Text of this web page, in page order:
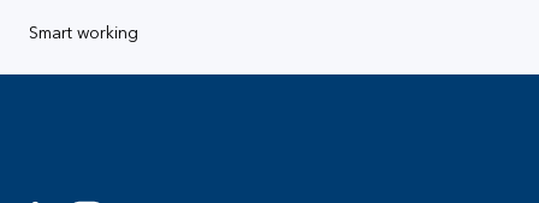
Smart working